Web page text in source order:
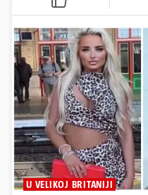
U VELIKOJ BRITANIJI